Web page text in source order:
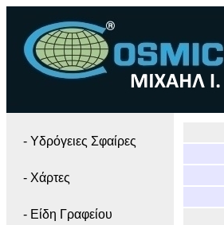
- Yδρόγειες Σφαίρες
- Χάρτες
- Είδη Γραφείου